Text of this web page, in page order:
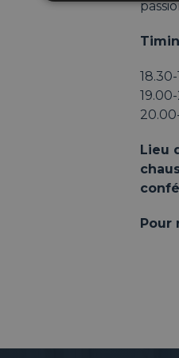
Lieu
Pour